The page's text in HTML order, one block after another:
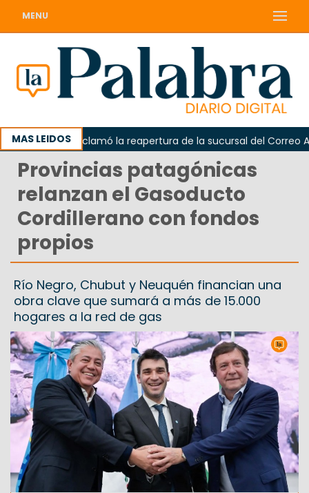
MENU
MAS LEIDOS
Odarda reclamó la reapertura de la sucursal del Correo
Provincias patagónicas
relanzan el Gasoducto
Cordillerano con fondos
propios
Río Negro, Chubut y Neuquén financian una
obra clave que sumará a más de 15.000
hogares a la red de gas